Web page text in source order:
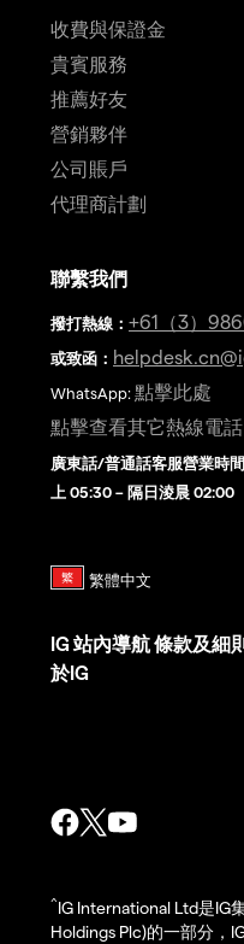
收費與保證金
貴賓服務
推薦好友
營銷夥伴
公司賬戶
代理商計劃
聯繫我們
撥打熱線 ： +61（3）
或致函：
WhatsApp: 點擊此處
點擊查看其它熱線電話
廣東話/普通話客服營業時
上 05:30 – 隔日淩晨 02:00
IG 站內導航條款及細
於IG
^IG International Ltd是IG
Holdings Plc)的一部分，